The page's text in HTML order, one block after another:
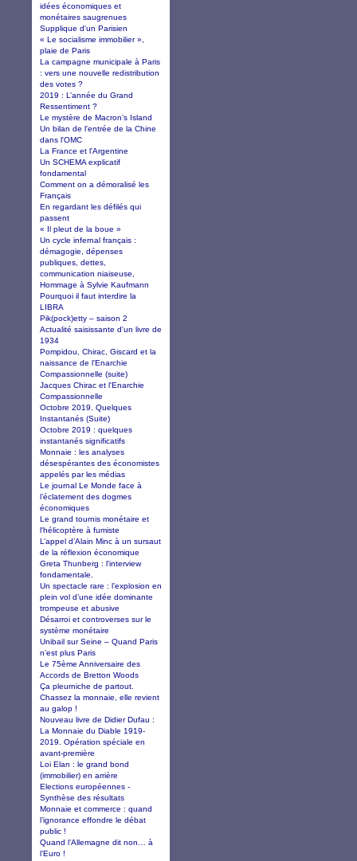
idées économiques et
monétaires saugrenues
Supplique d'un Parisien
« Le socialisme immobilier »,
plaie de Paris
La campagne municipale à Paris
: vers une nouvelle redistribution
des votes ?
2019 : L’année du Grand
Ressentiment ?
Le mystère de Macron’s Island
Un bilan de l'entrée de la Chine
dans l'OMC
La France et l'Argentine
Un SCHEMA explicatif
fondamental
Comment on a démoralisé les
Français
En regardant les défilés qui
passent
« Il pleut de la boue »
Un cycle infernal français :
démagogie, dépenses
publiques, dettes,
communication niaiseuse,
Hommage à Sylvie Kaufmann
Pourquoi il faut interdire la
LIBRA
Pik(pock)etty – saison 2
Actualité saisissante d'un livre de
1934
Pompidou, Chirac, Giscard et la
naissance de l'Enarchie
Compassionnelle (suite)
Jacques Chirac et l'Enarchie
Compassionnelle
Octobre 2019. Quelques
Instantanés (Suite)
Octobre 2019 : quelques
instantanés significatifs
Monnaie : les analyses
désespérantes des économistes
appelés par les médias
Le journal Le Monde face à
l’éclatement des dogmes
économiques
Le grand tournis monétaire et
l'hélicoptère à fumiste
L’appel d’Alain Minc à un sursaut
de la réflexion économique
Greta Thunberg : l'interview
fondamentale.
Un spectacle rare : l’explosion en
plein vol d’une idée dominante
trompeuse et abusive
Désarroi et controverses sur le
système monétaire
Unibail sur Seine – Quand Paris
n’est plus Paris
Le 75ème Anniversaire des
Accords de Bretton Woods
Ça pleurniche de partout.
Chassez la monnaie, elle revient
au galop !
Nouveau livre de Didier Dufau :
La Monnaie du Diable 1919-
2019. Opération spéciale en
avant-première
Loi Elan : le grand bond
(immobilier) en arrière
Elections européennes -
Synthèse des résultats
Monnaie et commerce : quand
l’ignorance effondre le débat
public !
Quand l’Allemagne dit non… à
l’Euro !